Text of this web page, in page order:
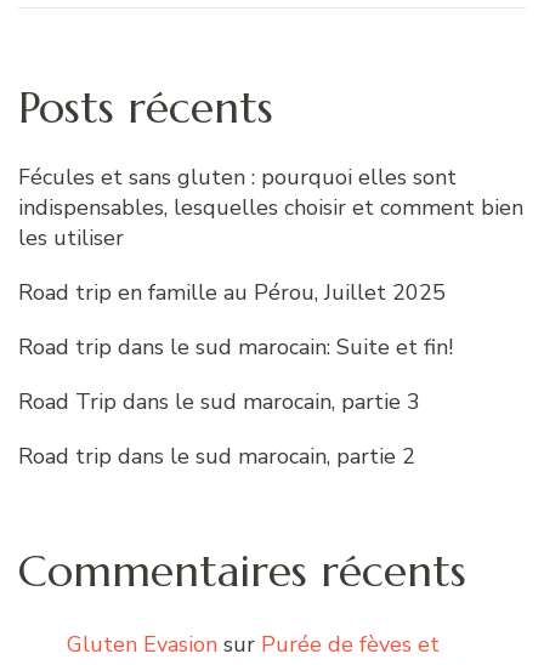
Posts récents
Fécules et sans gluten : pourquoi elles sont
indispensables, lesquelles choisir et comment bien
les utiliser
Road trip en famille au Pérou, Juillet 2025
Road trip dans le sud marocain: Suite et fin!
Road Trip dans le sud marocain, partie 3
Road trip dans le sud marocain, partie 2
Commentaires récents
Gluten Evasion sur Purée de fèves et